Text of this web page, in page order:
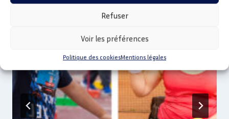
Refuser
Voir les préférences
Politique des cookiesMentions légales